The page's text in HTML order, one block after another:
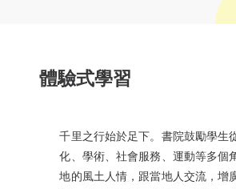
體驗式學習
千里之行始於足下。書院鼓勵學生
化、學術、社會服務、運動等多個
地的風土人情，跟當地人交流，增